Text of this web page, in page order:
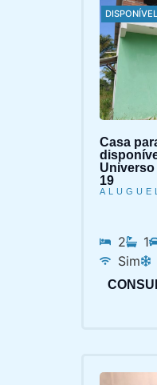
DISPONÍVEL
Casa
Universo
19
ALUGUEL
2 1
Sim